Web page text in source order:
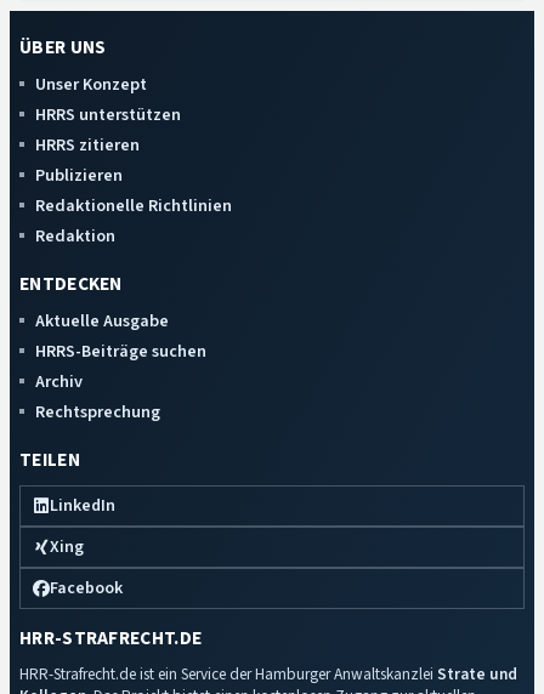
ÜBER UNS
Unser Konzept
HRRS unterstützen
HRRS zitieren
Publizieren
Redaktionelle Richtlinien
Redaktion
ENTDECKEN
Aktuelle Ausgabe
HRRS-Beiträge suchen
Archiv
Rechtsprechung
TEILEN
LinkedIn
Xing
Facebook
HRR-STRAFRECHT.DE
HRR-Strafrecht.de ist ein Service der Hamburger Anwaltskanzlei Strate und